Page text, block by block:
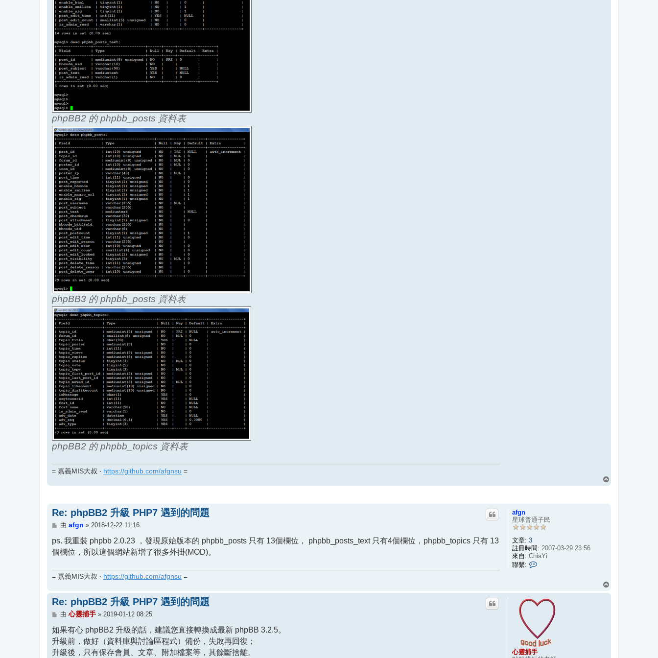
phpBB2 的 phpbb_posts 資料表
phpBB3 的 phpbb_posts 資料表
phpBB2 的 phpbb_topics 資料表
= 嘉義MIS大叔 ‧ https://github.com/afgnsu =
afgn
星球普通子民
文章: 3
註冊時間: 2007-03-29 23:56
來自: ChiaYi
聯繫:
g
n
Re: phpBB2 升級 PHP7 遇到的問題
文
由 afgn » 2018-12-22 11:16
ps. 我重裝 phpbb 2.0.23 ，發現原始版本的 phpbb_posts 只有 13個欄位， phpbb_posts_text 只有4個欄位，phpbb_topics 只有 13
個欄位，所以這個網站新增了很多外掛(MOD)。
= 嘉義MIS大叔 ‧ https://github.com/afgnsu =
心靈捕手
Re: phpBB2 升級 PHP7 遇到的問題
文
由 心靈捕手» 2019-01-12 08:25
如果有心 phpBB2 升級的話，建議您直接轉換成最新 phpBB 3.2.5。
升級前，做好（資料庫與討論區程式）備份，失敗再回復；
升級後，只有保存會員、文章、附加檔案等，其餘斷捨離。